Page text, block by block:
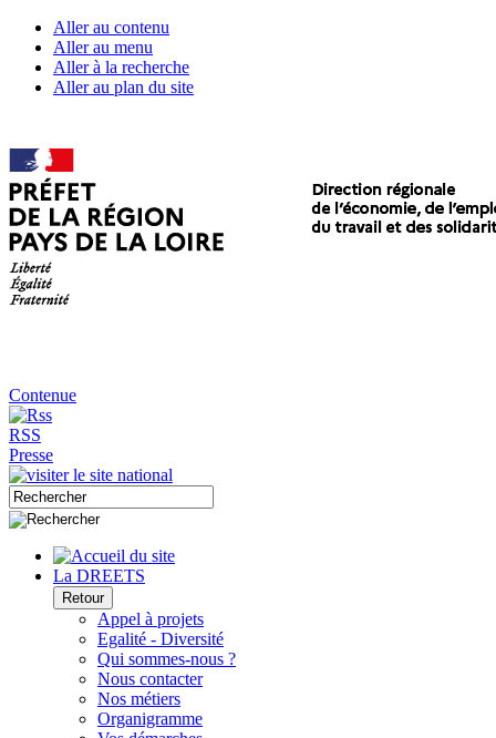
Aller au contenu
Aller au menu
Aller à la recherche
Aller au plan du site
Contenue
RSS
Presse
La DREETS
Retour
Appel à projets
Egalité - Diversité
Qui sommes-nous ?
Nous contacter
Nos métiers
Organigramme